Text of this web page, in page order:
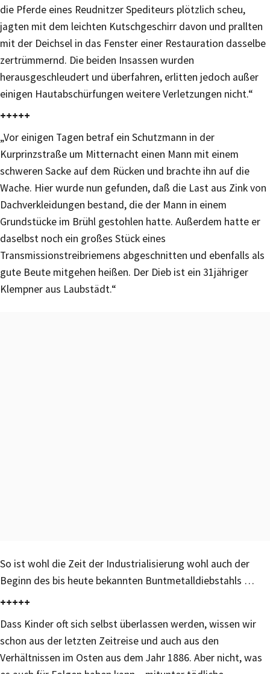
die Pferde eines Reudnitzer Spediteurs plötzlich scheu,
jagten mit dem leichten Kutschgeschirr davon und prallten
mit der Deichsel in das Fenster einer Restauration dasselbe
zertrümmernd. Die beiden Insassen wurden
herausgeschleudert und überfahren, erlitten jedoch außer
einigen Hautabschürfungen weitere Verletzungen nicht.“
+++++
„Vor einigen Tagen betraf ein Schutzmann in der
Kurprinzstraße um Mitternacht einen Mann mit einem
schweren Sacke auf dem Rücken und brachte ihn auf die
Wache. Hier wurde nun gefunden, daß die Last aus Zink von
Dachverkleidungen bestand, die der Mann in einem
Grundstücke im Brühl gestohlen hatte. Außerdem hatte er
daselbst noch ein großes Stück eines
Transmissionstreibriemens abgeschnitten und ebenfalls als
gute Beute mitgehen heißen. Der Dieb ist ein 31jähriger
Klempner aus Laubstädt.“
So ist wohl die Zeit der Industrialisierung wohl auch der
Beginn des bis heute bekannten Buntmetalldiebstahls …
+++++
Dass Kinder oft sich selbst überlassen werden, wissen wir
schon aus der letzten Zeitreise und auch aus den
Verhältnissen im Osten aus dem Jahr 1886. Aber nicht, was